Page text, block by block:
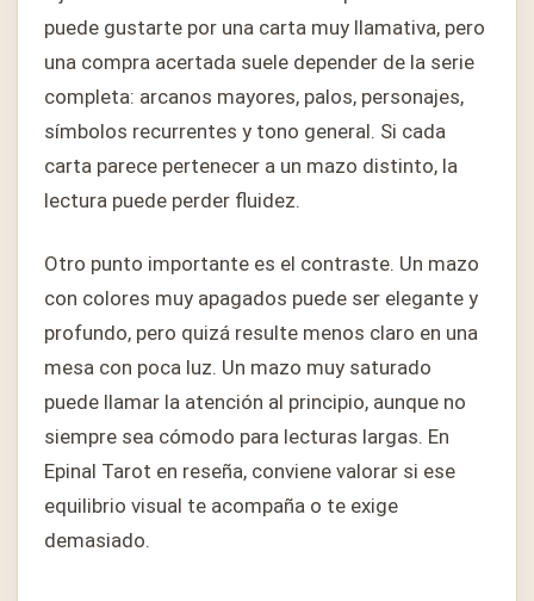
puede gustarte por una carta muy llamativa, pero
una compra acertada suele depender de la serie
completa: arcanos mayores, palos, personajes,
símbolos recurrentes y tono general. Si cada
carta parece pertenecer a un mazo distinto, la
lectura puede perder fluidez.
Otro punto importante es el contraste. Un mazo
con colores muy apagados puede ser elegante y
profundo, pero quizá resulte menos claro en una
mesa con poca luz. Un mazo muy saturado
puede llamar la atención al principio, aunque no
siempre sea cómodo para lecturas largas. En
Epinal Tarot en reseña, conviene valorar si ese
equilibrio visual te acompaña o te exige
demasiado.